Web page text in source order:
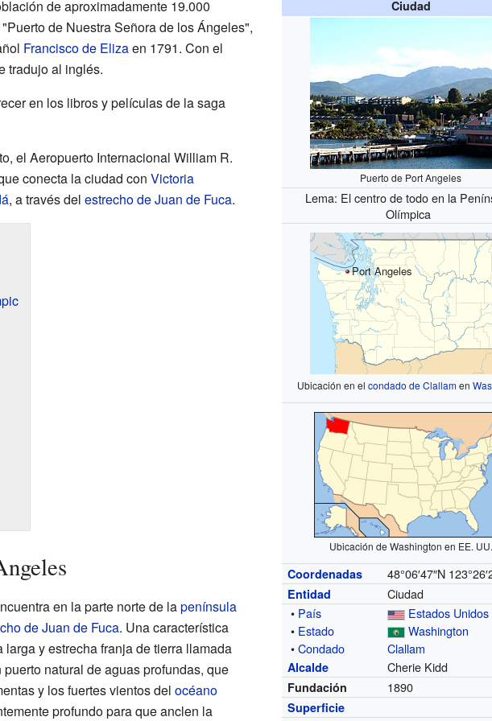
Ciudad
Puerto de Port Angeles
Lema: El centro de todo en la
Olímpica
Port Angeles
Ubicación en el condado de Clallamen
Ubicación de Washington en EE. UU.
Coordenadas 48°06′47″N
Entidad
Ciudad
• País
Estados Unidos
• Estado
Washington
•Condado Clallam
Alcalde Cherie Kidd
Fundación 1890
Superficie
de aproximadamente 19.000
de Nuestra Señora de los Ángeles",
Francisco de Elizaen 1791. Con el
tradujo al inglés.
en los libros y películas de la saga
el Aeropuerto Internacional William R.
conecta la ciudad con Victoria
, a través del estrecho de Juan de Fuca.
en la parte norte de lapenínsula
de Juan de Fuca. Una característica
y estrecha franja de tierra llamada
natural de aguas profundas, que
y los fuertes vientos del océano
profundo para que anclen la